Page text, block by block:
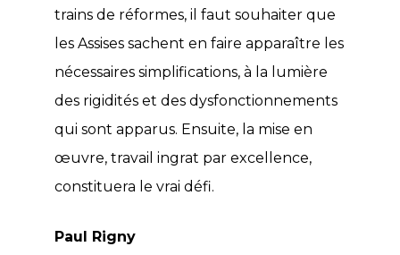
trains de réformes, il faut souhaiter que
les Assises sachent en faire apparaître les
nécessaires simplifications, à la lumière
des rigidités et des dysfonctionnements
qui sont apparus. Ensuite, la mise en
œuvre, travail ingrat par excellence,
constituera le vrai défi.
Paul Rigny